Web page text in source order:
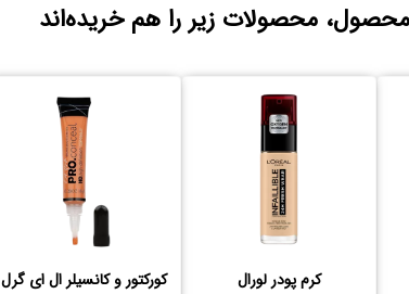
محصولات زیر را هم خریده‌اند
کرم پودر لورال کورکتور و کانسیلر ال ای گرل